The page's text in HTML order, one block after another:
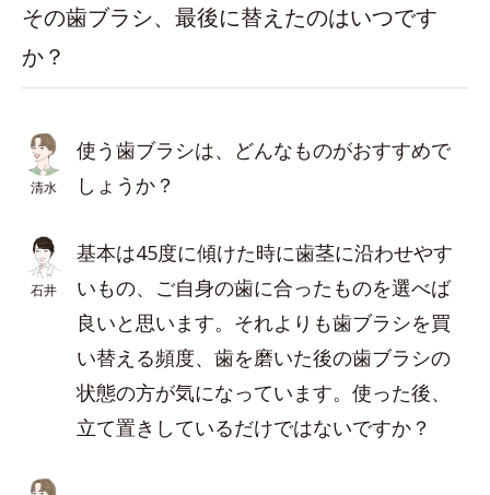
その歯ブラシ、最後に替えたのはいつです
か？
清水
使う歯ブラシは、どんなものがおすすめで
しょうか？
石井
基本は45度に傾けた時に歯茎に沿わせやす
いもの、ご自身の歯に合ったものを選べば
良いと思います。それよりも歯ブラシを買
い替える頻度、歯を磨いた後の歯ブラシの
状態の方が気になっています。使った後、
立て置きしているだけではないですか？